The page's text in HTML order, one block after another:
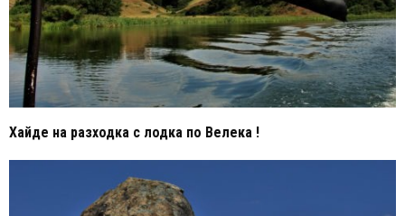
Хайде на разходка с лодка по Велека !